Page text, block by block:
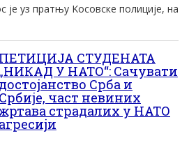
jе уз пратњу Kосовске полициjе, на
ПЕТИЦИЈА СТУДЕНАТА
„НИКАД У НАТО“: Сачувати
достојанство Срба и
Србије, част невиних
страдалих у НАТО
агресији